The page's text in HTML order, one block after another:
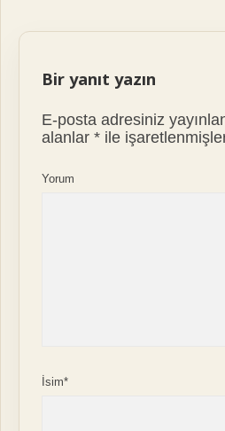
Bir yanıt yazın
E-posta adresiniz
alanlar* ile
Yorum
İsim*